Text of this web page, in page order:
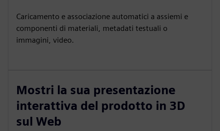
Caricamento e associazione automatici a assiemi e
componenti di materiali, metadati testuali o
immagini, video.
Mostri la sua presentazione
interattiva del prodotto in 3D
sul Web